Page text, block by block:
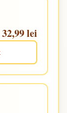
32,99 lei